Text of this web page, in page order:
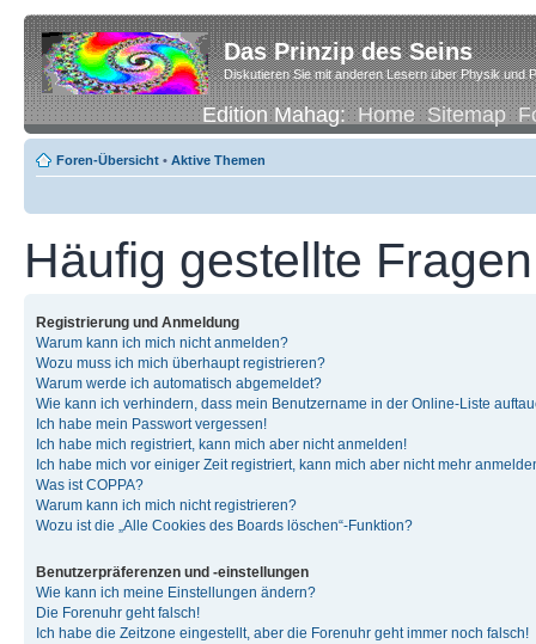
Das Prinzip des Seins
Diskutieren Sie mit anderen Lesern über Physik und
Edition Mahag:Home Sitemap
Foren-Übersicht • Aktive Themen
Häufig gestellte Fragen
Registrierung und Anmeldung
Warum kann ich mich nicht anmelden?
Wozu muss ich mich überhaupt registrieren?
Warum werde ich automatisch abgemeldet?
Wie kann ich verhindern, dass mein Benutzername in der Online-Liste
Ich habe mein Passwort vergessen!
Ich habe mich registriert, kann mich aber nicht anmelden!
Ich habe mich vor einiger Zeit registriert, kann mich aber nicht mehr
Was ist COPPA?
Warum kann ich mich nicht registrieren?
Wozu ist die „Alle Cookies des Boards löschen“-Funktion?
Benutzerpräferenzen und -einstellungen
Wie kann ich meine Einstellungen ändern?
Die Forenuhr geht falsch!
Ich habe die Zeitzone eingestellt, aber die Forenuhr geht immer noch falsch!